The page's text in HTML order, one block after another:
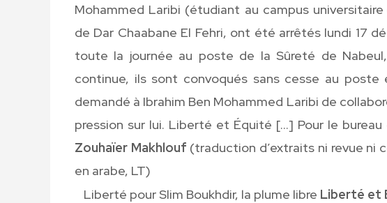
Mohammed Laribi (étudiant au campus
de Dar Chaabane El Fehri, ont été arrêtés lundi 17
toute la journée au poste de la Sûreté de
continue, ils sont convoqués sans cesse au
demandé à Ibrahim Ben Mohammed Laribi de
pression sur lui. Liberté et Équité […] Pour le bureau
Zouhaïer Makhlouf (traduction d’extraits ni revue ni
en arabe, LT)
Liberté pour Slim Boukhdir, la plume libre Liberté et